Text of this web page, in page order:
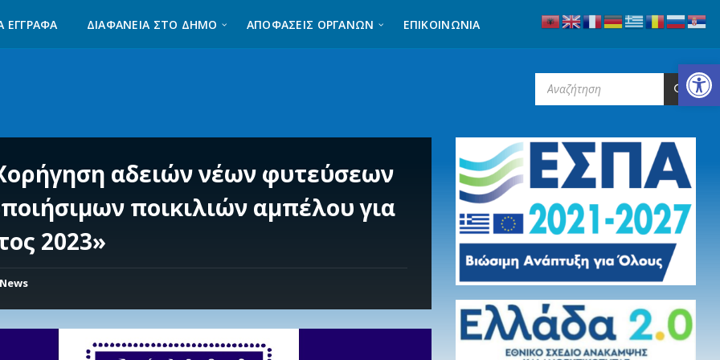
Ανοίξτε τη γραμμή εργαλείων
ΈΓΓΡΑΦΑ ΔΙΑΦΆΝΕΙΑ ΣΤΟ ΔΉΜΟ ΑΠΟΦΑΣΕΙΣ ΟΡΓΑΝΩΝ ΕΠΙΚΟΙΝΩΝΊΑ
αδειών νέων φυτεύσεων
ποικιλιών αμπέλου για
2023»
News